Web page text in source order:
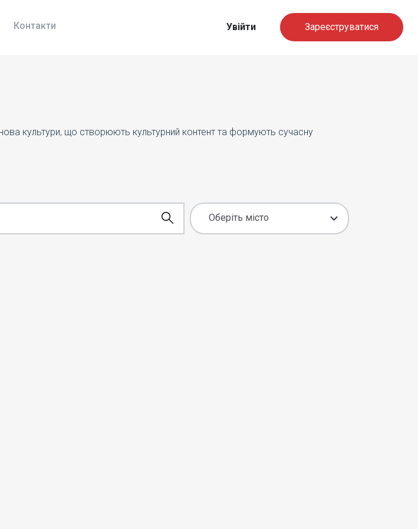
Контакти Увійти Зареєструватися
культури, що створюють культурний контент та формують сучасну
Оберіть місто